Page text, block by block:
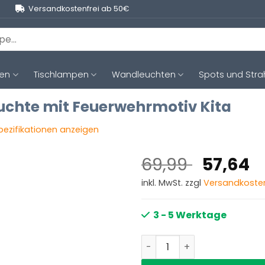
Versandkostenfrei ab 50€
Tischlampen Wandleuchten Spots und
mit Feuerwehrmotiv Kita
anzeigen
69,99
Preis
69,99 €
57,64
inkl. MwSt. zzgl
3 - 5 Werktage
Bunte Kinderzimmer